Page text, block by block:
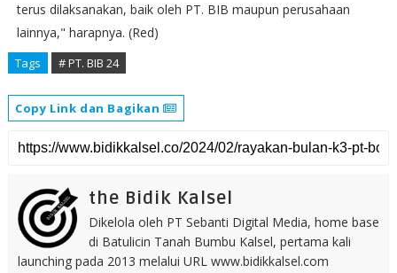
terus dilaksanakan, baik oleh PT. BIB maupun perusahaan
lainnya," harapnya. (Red)
Tags # PT. BIB 24
Copy Link dan Bagikan
the Bidik Kalsel
Dikelola oleh PT Sebanti Digital Media, home base
di Batulicin Tanah Bumbu Kalsel, pertama kali
launching pada 2013 melalui URL www.bidikkalsel.com